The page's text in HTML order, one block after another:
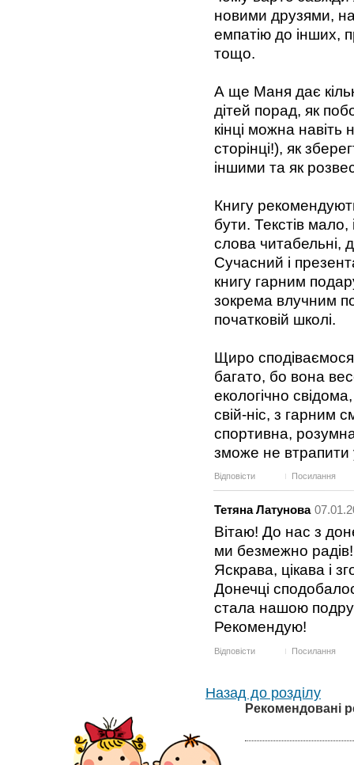
новими друзями,
емпатію до інших,
тощо.
А ще Маня дає
дітей порад, як
кінці можна
сторінці!), як
іншими та як
Книгу
бути. Текстів мало,
слова читабельні,
Cучасний і
книгу гарним
зокрема влучним
початковій школі.
Щиро
багато, бо вона
екологічно
свій-ніс, з гарним
спортивна,
зможе не втрапити
Відповісти Посилання
Тетяна Латунова
Вітаю! До нас з
ми безмежно радів!
Яскрава, цікава і
Донечці
стала нашою
Рекомендую!
Відповісти Посилання
Назад до розділу
Рекомендовані